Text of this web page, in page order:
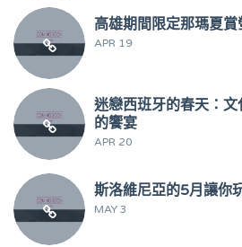
高雄期間限定那瑪夏
APR 19
迷戀西班牙的春天：
的饗宴
APR 20
斯洛維尼亞的5月讓你
MAY 3